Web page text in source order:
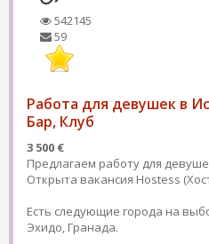
542145
59
Работа для девушек в
Бар, Клуб
3 500 €
Предлагаем работу для
Открыта вакансия Hostess
Есть следующие города на
Эхидо, Гранада.